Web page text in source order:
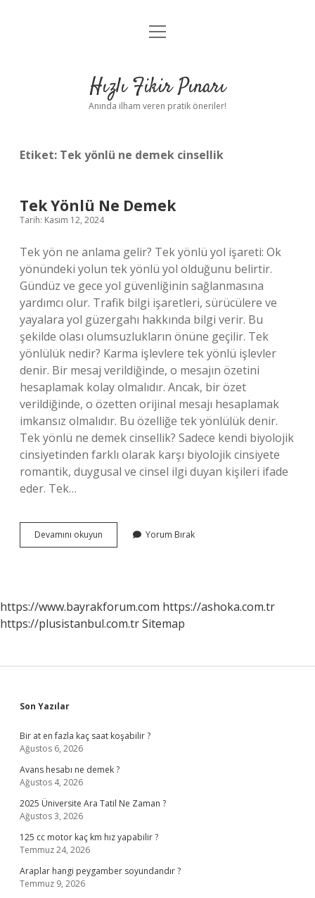
Anasayfa
Yasal Uyarı
menüyü
Hızlı Fikir Pınarı
Anında ilham veren pratik öneriler!
Etiket: Tek yönlü ne demek cinsellik
Tek Yönlü Ne Demek
Tarih: Kasım 12, 2024
Tek yön ne anlama gelir? Tek yönlü yol işareti: Ok
yönündeki yolun tek yönlü yol olduğunu belirtir.
Gündüz ve gece yol güvenliğinin sağlanmasına
yardımcı olur. Trafik bilgi işaretleri, sürücülere ve
yayalara yol güzergahı hakkında bilgi verir. Bu
şekilde olası olumsuzlukların önüne geçilir. Tek
yönlülük nedir? Karma işlevlere tek yönlü işlevler
denir. Bir mesaj verildiğinde, o mesajın özetini
hesaplamak kolay olmalıdır. Ancak, bir özet
verildiğinde, o özetten orijinal mesajı hesaplamak
imkansız olmalıdır. Bu özelliğe tek yönlülük denir.
Tek yönlü ne demek cinsellik? Sadece kendi biyolojik
cinsiyetinden farklı olarak karşı biyolojik cinsiyete
romantik, duygusal ve cinsel ilgi duyan kişileri ifade
eder. Tek…
Devamını okuyun
Yönlü
Yorum Bırak
https://www.bayrakforum.com https://ashoka.com.tr
https://plusistanbul.com.trSitemap
Sidebar
Son Yazılar
Bir at en fazla kaç saat koşabilir ?
Ağustos 6, 2026
Avans hesabı ne demek ?
Ağustos 4, 2026
2025 Üniversite Ara Tatil Ne Zaman ?
Ağustos 3, 2026
125 cc motor kaç km hız yapabilir ?
Temmuz 24, 2026
Araplar hangi peygamber soyundandır ?
Temmuz 9, 2026